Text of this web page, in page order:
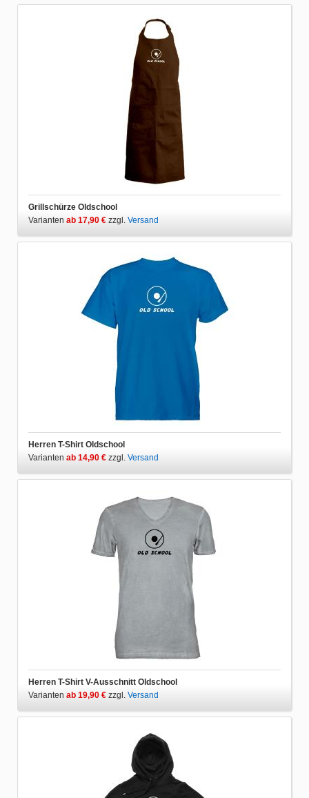
Grillschürze Oldschool
Varianten ab 17,90 € zzgl. Versand
Herren T-Shirt Oldschool
Varianten ab 14,90 € zzgl. Versand
Herren T-Shirt V-Ausschnitt Oldschool
Varianten ab 19,90 € zzgl. Versand